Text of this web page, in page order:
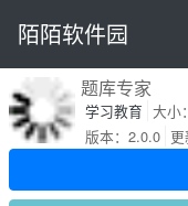
陌陌软件园
题库专家
学习教育 大小
版本：2.0.0